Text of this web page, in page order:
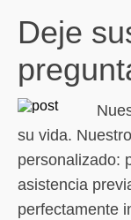
Deje
su vida.
personalizado:
asistencia
perfectamente